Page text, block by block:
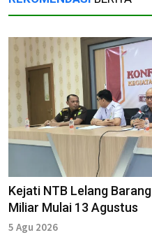
Kejati NTB Lelang
Miliar Mulai 13 Agustus
5 Agu 2026